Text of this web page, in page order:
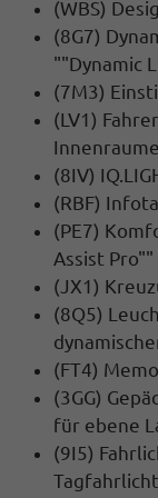
(WBS)
(8G7)
""Dynamic
(7M3)
(LV1)
(8IV)
(RBF)
(PE7)
Assist Pro""
(JX1)
(8Q5)
(FT4)
(3GG)
für ebene
(9I5)